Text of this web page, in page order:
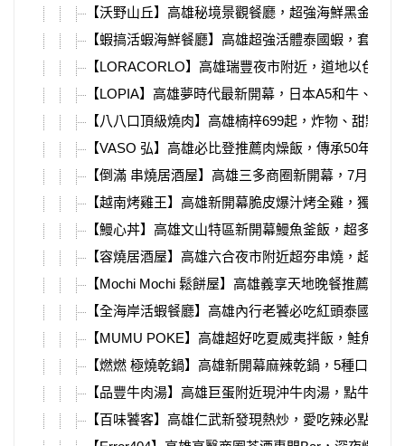
【沃野山丘】高雄秘境景觀餐廳，超強海鮮黑金義大
【蝦搞活蝦海鮮餐廳】高雄超強活體泰國蝦，套餐菜
【LORACORLO】高雄瑞豐夜市附近，道地以色列
【LOPIA】高雄夢時代最新開幕，日本A5和牛、和歌
【八八口頂級燒肉】高雄楠梓699起，炸物、甜點、
【VASO 弘】高雄必比登推薦肉燥飯，傳承50年經典
【倒滿 串燒居酒屋】高雄三多商圈新開幕，7月握壽
【越南烤雞王】高雄新開幕脆皮爆汁烤全雞，獨家越
【鰻心丼】高雄文山特區新開幕鰻魚釜飯，超多料海
【容燒居酒屋】高雄六合夜市附近超夯串燒，超大
【Mochi Mochi 鬆餅屋】高雄義享天地晚餐推薦！菜
【全海岸活蝦餐廳】高雄內行老饕必吃紅頭泰國蝦，
【MUMU POKE】高雄超好吃夏威夷拌飯，鮭魚酪
【燃燃 極燒乾鍋】高雄新開幕麻辣乾鍋，5種口味、
【品豐牛肉湯】高雄巨蛋附近現沖牛肉湯，點牛肉湯
【百味饕客】高雄仁武新發現熱炒，愛吃辣必點烤